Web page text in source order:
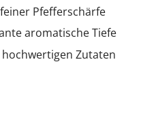
Pfefferschärfe
aromatische Tiefe
Zutaten